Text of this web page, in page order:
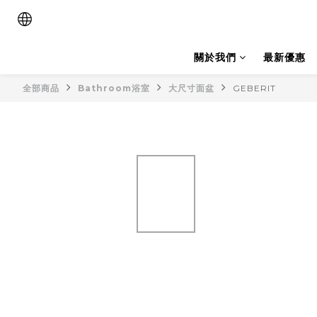
關於我們 最新優惠
全部商品 Bathroom浴室 大尺寸面盆 GEBERIT